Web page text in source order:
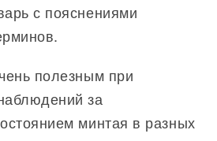
с пояснениями
полезным при
за
минтая в разных